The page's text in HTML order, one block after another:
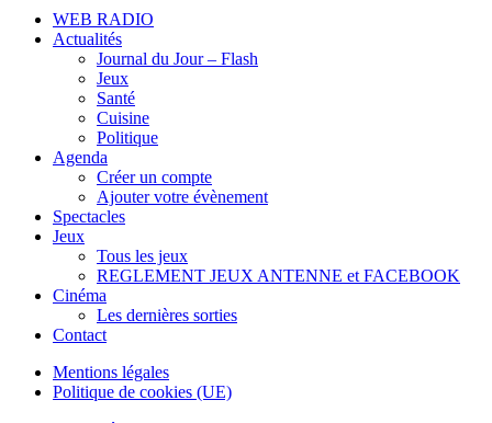
WEB RADIO
Actualités
Journal du Jour – Flash
Jeux
Santé
Cuisine
Politique
Agenda
Créer un compte
Ajouter votre évènement
Spectacles
Jeux
Tous les jeux
REGLEMENT JEUX ANTENNE et FACEBOOK
Cinéma
Les dernières sorties
Contact
Mentions légales
Politique de cookies (UE)